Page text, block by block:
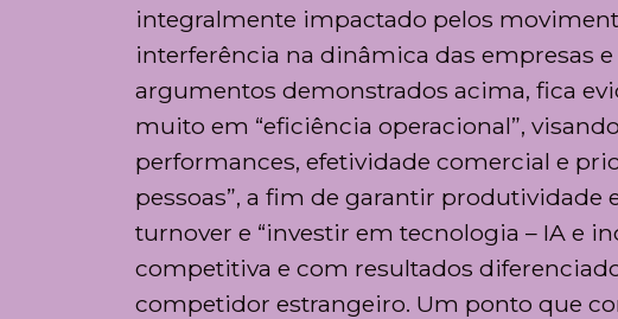
integralmente impactado pelos
interferência na dinâmica das empresas
argumentos demonstrados acima, fica
muito em “eficiência operacional”,
performances, efetividade comercial e
pessoas”, a fim de garantir
turnover e “investir em tecnologia – IA e
competitiva e com resultados
competidor estrangeiro. Um ponto que